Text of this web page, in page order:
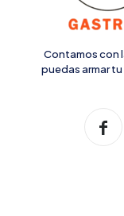
Contamos con
puedas armar